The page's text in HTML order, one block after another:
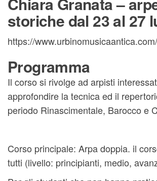
storiche dal 23 al 27
https://
Programma
Il corso si rivolge ad arpisti
approfondire la tecnica ed il
periodo Rinascimentale, Barocco e
Corso principale: Arpa doppia. il
tutti (livello: principianti, medio,